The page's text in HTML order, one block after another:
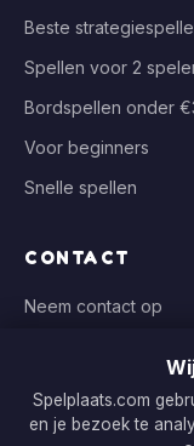
Beste
Spellen voor 2
Bordspellen onder
Voor beginners
Snelle spellen
CONTACT
Neem contact op
WIJ
Spelplaats.com
en je bezoek te